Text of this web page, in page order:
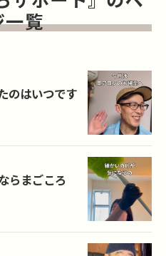
一覧
のはいつです
らまごころ